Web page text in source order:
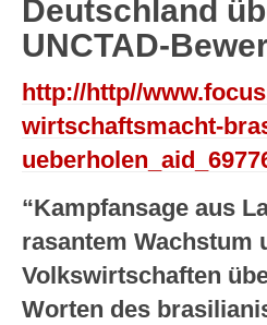
Deutschland
UNCTAD-
http://http//
wirtschaftsmacht-
“Kampfansage aus
rasantem Wachstum
Volkswirtschaften
Worten des